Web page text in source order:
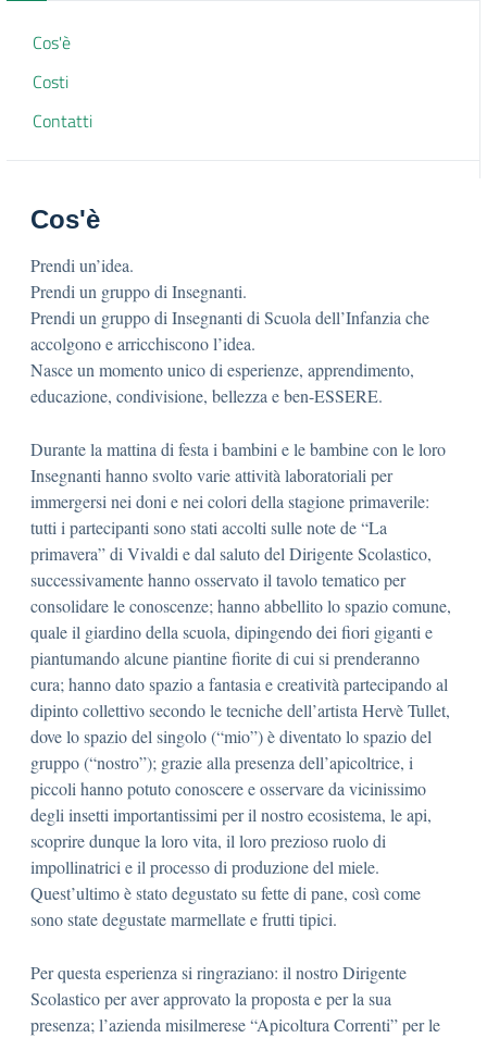
Cos'è
Costi
Contatti
Cos'è
Prendi un’idea.
Prendi un gruppo di Insegnanti.
Prendi un gruppo di Insegnanti di Scuola dell’Infanzia che
accolgono e arricchiscono l’idea.
Nasce un momento unico di esperienze, apprendimento,
educazione, condivisione, bellezza e ben-ESSERE.
Durante la mattina di festa i bambini e le bambine con le loro
Insegnanti hanno svolto varie attività laboratoriali per
immergersi nei doni e nei colori della stagione primaverile:
tutti i partecipanti sono stati accolti sulle note de “La
primavera” di Vivaldi e dal saluto del Dirigente Scolastico,
successivamente hanno osservato il tavolo tematico per
consolidare le conoscenze; hanno abbellito lo spazio comune,
quale il giardino della scuola, dipingendo dei fiori giganti e
piantumando alcune piantine fiorite di cui si prenderanno
cura; hanno dato spazio a fantasia e creatività partecipando al
dipinto collettivo secondo le tecniche dell’artista Hervè Tullet,
dove lo spazio del singolo (“mio”) è diventato lo spazio del
gruppo (“nostro”); grazie alla presenza dell’apicoltrice, i
piccoli hanno potuto conoscere e osservare da vicinissimo
degli insetti importantissimi per il nostro ecosistema, le api,
scoprire dunque la loro vita, il loro prezioso ruolo di
impollinatrici e il processo di produzione del miele.
Quest’ultimo è stato degustato su fette di pane, così come
sono state degustate marmellate e frutti tipici.
Per questa esperienza si ringraziano: il nostro Dirigente
Scolastico per aver approvato la proposta e per la sua
presenza; l’azienda misilmerese “Apicoltura Correnti” per le